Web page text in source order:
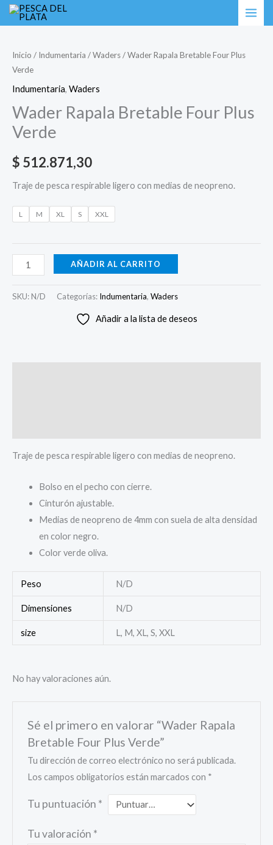
al
Inicio / Indumentaria /Waders/ Wader Rapala Bretable Four Plus
Verde
Indumentaria, Waders
Wader Rapala Bretable Four Plus
Verde
$ 512.871,30
Traje de pesca respirable ligero con medias de neopreno.
L M XL S XXL
Wader
Bretable
Four
Plus
cantidad
AÑADIR AL CARRITO
SKU: N/D Categorías: Indumentaria, Waders
Añadir a la lista de deseos
Traje de pesca respirable ligero con medias de neopreno.
Bolso en el pecho con cierre.
Cinturón ajustable.
Medias de neopreno de 4mm con suela de alta densidad
en color negro.
Color verde oliva.
Peso N/D
Dimensiones N/D
size L, M, XL, S, XXL
No hay valoraciones aún.
Sé el primero en valorar “Wader Rapala
Bretable Four Plus Verde”
Tu dirección de correo electrónico no será publicada.
Los campos obligatorios están marcados con *
Tu puntuación *
Tu valoración *